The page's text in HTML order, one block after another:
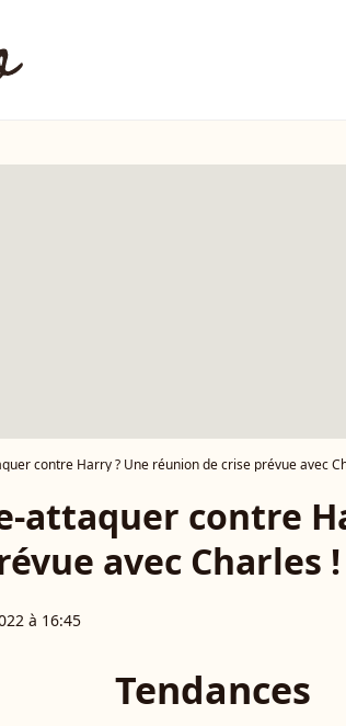
contre Harry ? Une réunion de crise prévue avec
attaquer contre
avec Charles !
à 16:45
Tendances